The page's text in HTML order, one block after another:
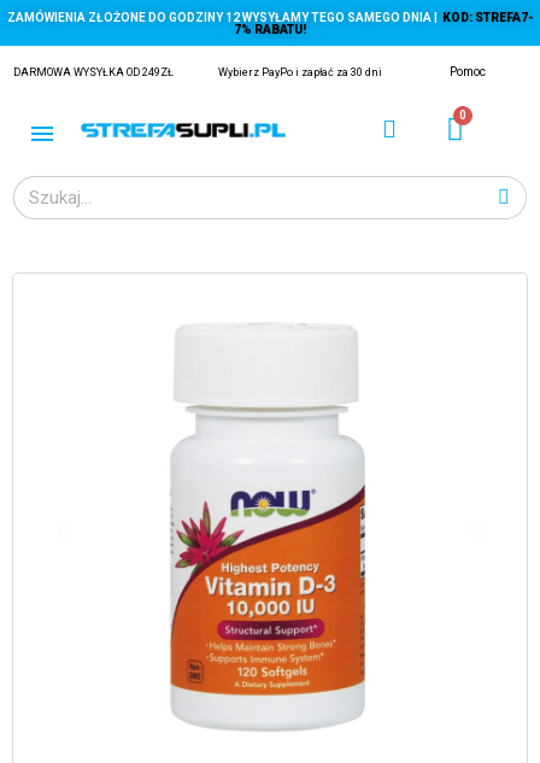
ZAMÓWIENIA ZŁOŻONE DO GODZINY 12 WYSYŁAMY TEGO SAMEGO DNIA |
KOD: STREFA7-
7% RABATU!
DARMOWA WYSYŁKA OD 249ZŁ Wybierz PayPo i zapłać za 30 dni Pomoc